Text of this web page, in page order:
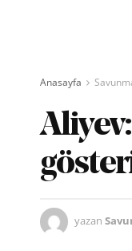
Anasayfa
yazan